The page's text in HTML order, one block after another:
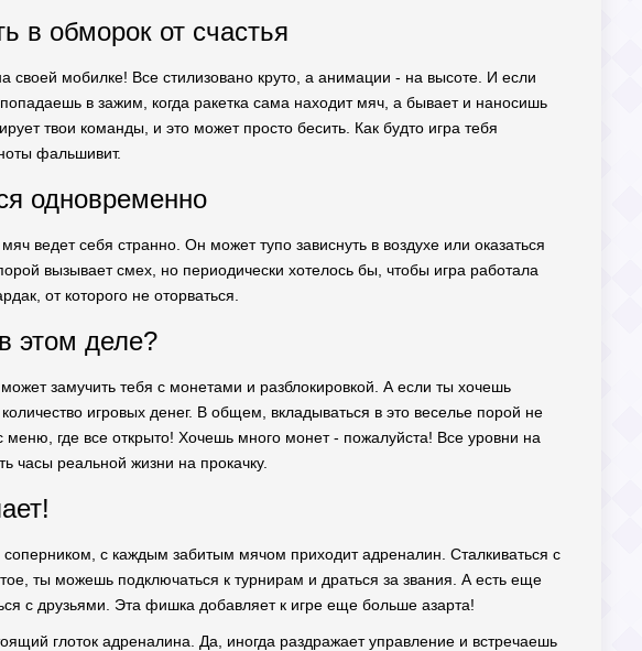
в обморок от счастья
мобилке! Все стилизовано круто, а анимации - на высоте. И если
в зажим, когда ракетка сама находит мяч, а бывает и наносишь
твои команды, и это может просто бесить. Как будто игра тебя
фальшивит.
одновременно
ведет себя странно. Он может тупо зависнуть в воздухе или оказаться
вызывает смех, но периодически хотелось бы, чтобы игра работала
от которого не оторваться.
этом деле?
замучить тебя с монетами и разблокировкой. А если ты хочешь
игровых денег. В общем, вкладываться в это веселье порой не
где все открыто! Хочешь много монет - пожалуйста! Все уровни на
часы реальной жизни на прокачку.
с каждым забитым мячом приходит адреналин. Сталкиваться с
ты можешь подключаться к турнирам и драться за звания. А есть еще
с друзьями. Эта фишка добавляет к игре еще больше азарта!
глоток адреналина. Да, иногда раздражает управление и встречаешь